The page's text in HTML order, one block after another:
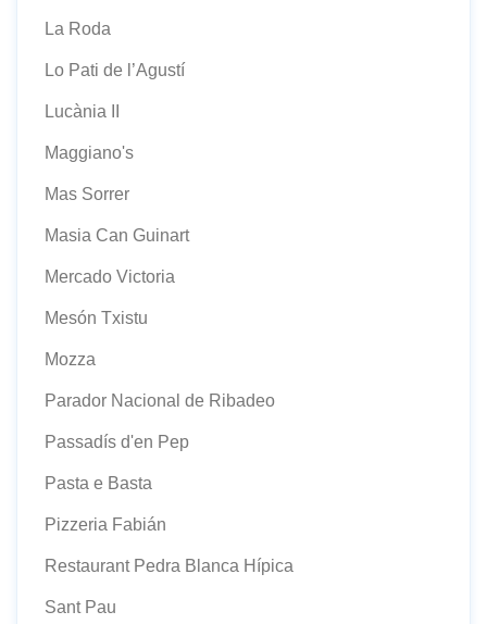
La Roda
Lo Pati de l’Agustí
Lucània II
Maggiano's
Mas Sorrer
Masia Can Guinart
Mercado Victoria
Mesón Txistu
Mozza
Parador Nacional de Ribadeo
Passadís d'en Pep
Pasta e Basta
Pizzeria Fabián
Restaurant Pedra Blanca Hípica
Sant Pau